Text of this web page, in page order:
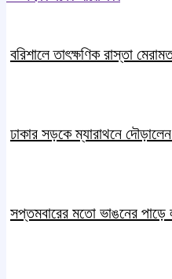
বরিশালে তাৎক্ষণিক রাস্তা
ঢাকার সড়কে ম্যারাথনে
সপ্তমবারের মতো ভাঙনের পাড়ে